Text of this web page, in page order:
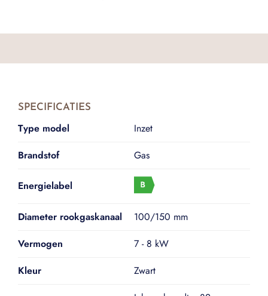
SPECIFICATIES
Type model
Inzet
Brandstof
Gas
Energielabel
Diameter rookgaskanaal
100/150 mm
Vermogen
7 - 8 kW
Kleur
Zwart